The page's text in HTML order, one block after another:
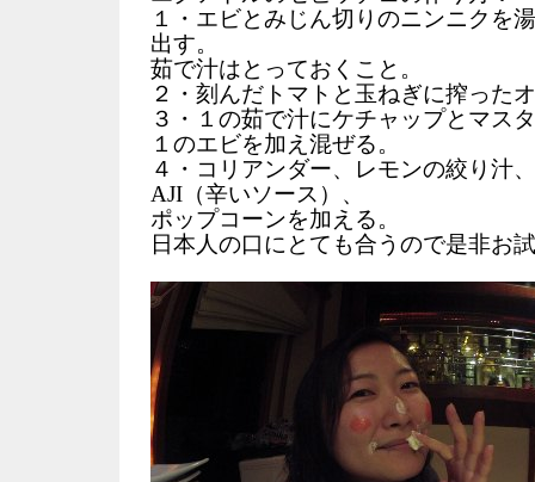
１・エビとみじん切りのニンニクを
出す。
茹で汁はとっておくこと。
２・刻んだトマトと玉ねぎに搾った
３・１の茹で汁にケチャップとマス
１のエビを加え混ぜる。
４・コリアンダー、レモンの絞り汁
AJI（辛いソース）、
ポップコーンを加える。
日本人の口にとても合うので是非お